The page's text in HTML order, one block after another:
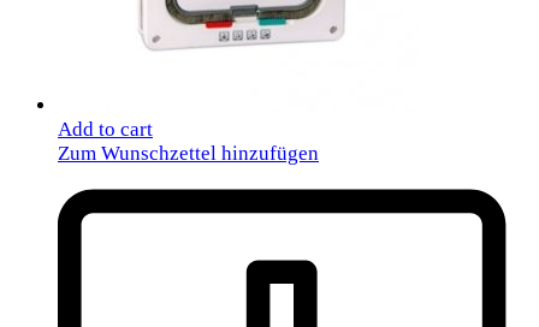
Add to cart
Zum Wunschzettel hinzufügen